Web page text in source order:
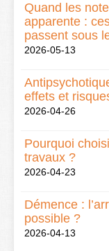
Quand les
apparente :
passent sous
2026-05-13
effets et
2026-04-26
Pourquoi
travaux ?
2026-04-23
Démence :
possible ?
2026-04-13